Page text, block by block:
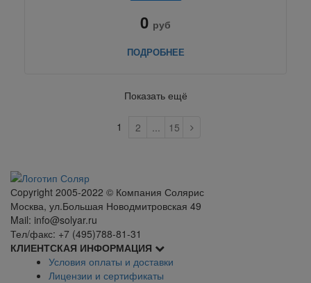
0 руб
ПОДРОБНЕЕ
Показать ещё
1 2 ... 15
Сopyright 2005-2022 © Компания Солярис
Москва, ул.Большая Новодмитровская 49
Mail: info@solyar.ru
Тел/факс: +7 (495)788-81-31
КЛИЕНТСКАЯ ИНФОРМАЦИЯ
Условия оплаты и доставки
Лицензии и сертификаты